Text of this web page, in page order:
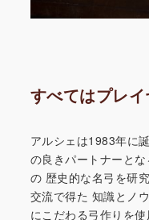
すべてはプレ
アルシェは1983年に
の良きパートナーと
の 歴史的な名弓を研
交流で得た 知識とノ
にこだわる弓作りを